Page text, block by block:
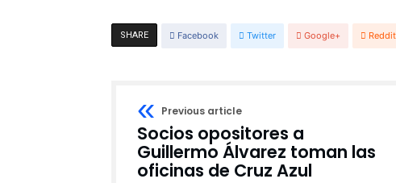
SHARE Facebook Twitter Google+ Reddit
Previous article
Socios opositores a
Guillermo Álvarez toman las
oficinas de Cruz Azul